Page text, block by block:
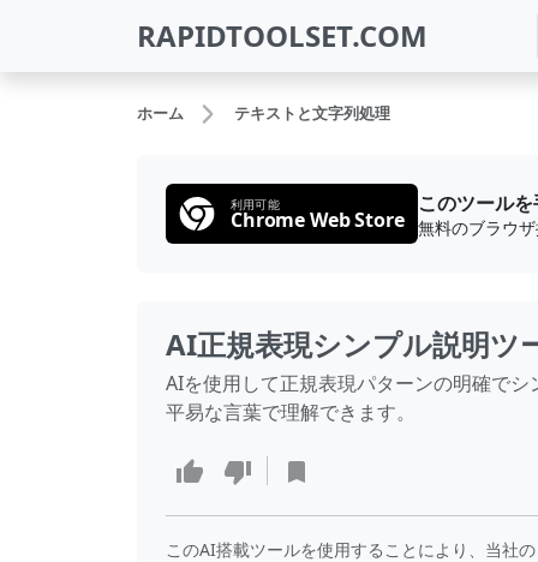
RAPIDTOOLSET.COM
ホーム テキストと文字列処理
利用可能
Chrome Web Store
このツール
AI正規表現シンプル説明ツ
AIを使用して正規表現パターンの明確で
平易な言葉で理解できます。
このAI搭載ツールを使用することにより、当社の